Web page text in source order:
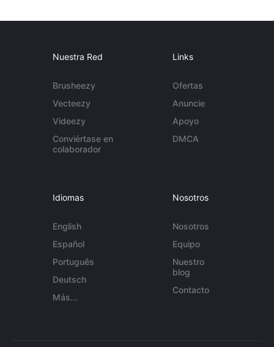
Nuestra Red
Brusheezy
Vecteezy
Videezy
Conviértase en
colaborador
Links
Ofertas
Anuncie
Apoyo
DMCA
Idiomas
English
Español
Português
Deutsch
Más...
Nosotros
Nosotros
Equipo
Nuestro
blog
Contacto